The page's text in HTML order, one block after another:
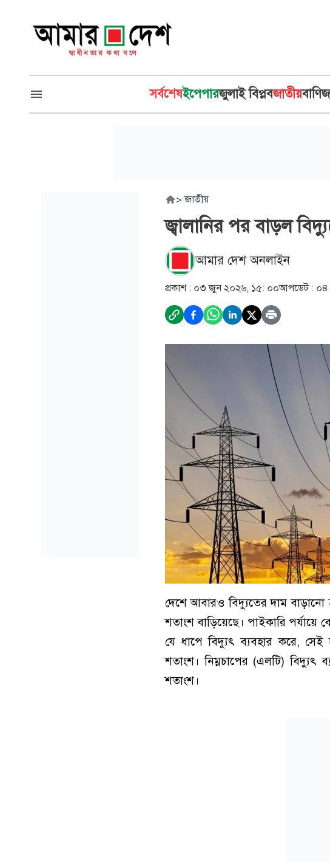
সর্বশেষইপেপারজুলাই বিপ্লবজাতীয়
> জাতীয়
জ্বালানির পর বাড়ল
আমার দেশ অনলাইন
প্রকাশ : ০৩ জুন ২০২৬, ১৫: ০০আপডেট : ০৪
দেশে আবারও বিদ্যুতের দাম বাড়ানো
শতাংশ বাড়িয়েছে। পাইকারি পর্যায়ে
যে ধাপে বিদ্যুৎ ব্যবহার করে,
শতাংশ। নিম্নচাপের (এলটি) বিদ্যুৎ
শতাংশ।